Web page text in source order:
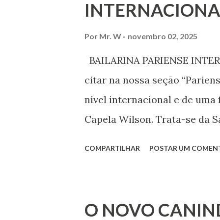
liberdade de opinião e de
associação, e de participar
Por Mr. W novembro 02, 2025
BAILARINA PARIENSE
citar na nossa seção
nível internacional e de
Capela Wilson. Trata-se da
Iniciou seus estudos em
em 1999, no estilo
COMPARTILHAR POSTAR UM
O NOVO